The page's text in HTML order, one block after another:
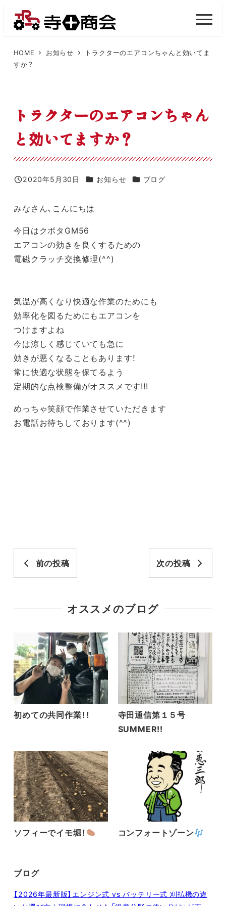
HOME お知らせ
トラクターのエアコンちゃんと効いてま
すか？
トラクターのエアコンちゃん
と効いてますか？
投稿日
2020年5月30日 カテゴリー
お知らせ カテゴリー
ブログ
みなさん、こんにちは
今日は クボタGM56
エアコンの効きを良くするための
電磁クラッチ交換修理(^^)
気温が高くなり快適な作業のためにも
効率化を図るためにもエアコンを
つけますよね
今は涼しく感じていても急に
効きが悪くなることもあります！
常に快適な状態を保てるよう
定期的な点検整備がオススメです!!!
めっちゃ笑顔で作業させていただきます
お電話お待ちしております(^^)
前の投稿 次の投稿
オススメのブログ
初めての共同作業！！
寺田通信第１５号
SUMMER!!
ソフィーでイモ堀！ コンフォートゾーン
ブログ
【2026年最新版】エンジン式 vs バッテリー式 刈払機の違